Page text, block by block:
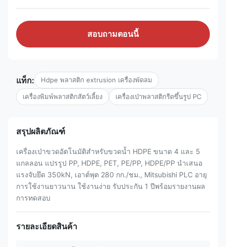
สอบถามตอนนี้
แท็ก: Hdpe พลาสติก extrusion เครื่องพัดลม
เครื่องพิมพ์พลาสติกสัตว์เลี้ยง เครื่องเป่าพลาสติกรีดขึ้นรูป PC
สรุปผลิตภัณฑ์
เครื่องเป่าขวดอัตโนมัติสำหรับขวดน้ำ HDPE ขนาด 4 และ 5
แกลลอน แปรรูป PP, HDPE, PET, PE/PP, HDPE/PP นำเสนอ
แรงจับยึด 350kN, เอาต์พุต 280 กก./ชม., Mitsubishi PLC อายุ
การใช้งานยาวนาน ใช้งานง่าย รับประกัน 1 ปีพร้อมรายงานผล
การทดสอบ
รายละเอียดสินค้า